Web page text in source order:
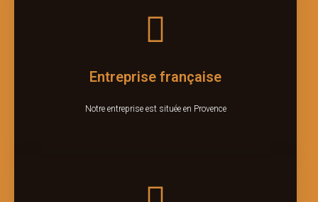
Entreprise française
Notre entreprise est située en Provence